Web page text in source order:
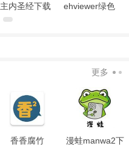
主内圣经下载
中文版和合本
ehviewer绿色
更多
香香腐竹
漫蛙manwa2下